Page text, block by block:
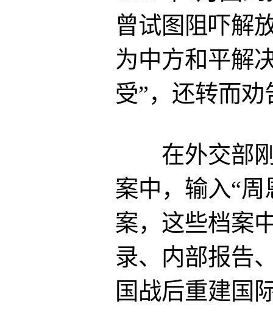
曾试图阻吓解
为中方和平解
受”，还转而
在外交部刚
案中，输入“周
案，这些档案
录、内部报告
国战后重建国